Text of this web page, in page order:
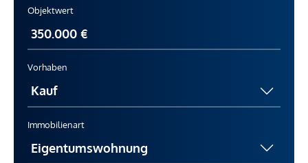
Objektwert
Vorhaben
Immobilienart